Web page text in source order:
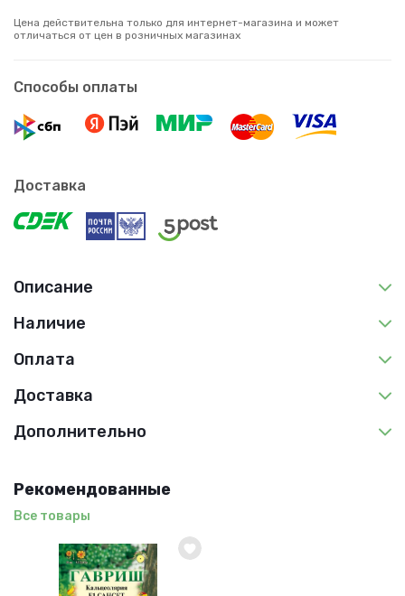
Цена действительна только для интернет-магазина и может
отличаться от цен в розничных магазинах
Способы оплаты
Доставка
Описание
Наличие
Оплата
Доставка
Дополнительно
Рекомендованные
Все товары